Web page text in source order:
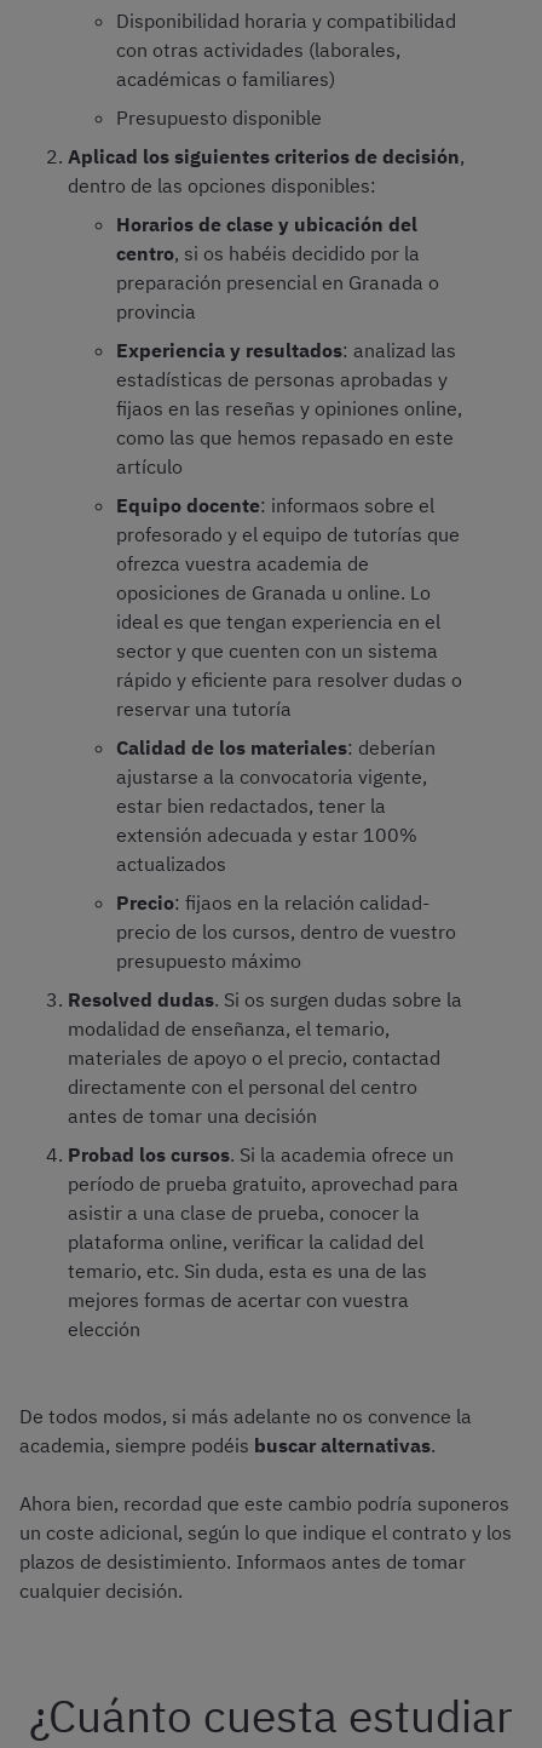
Disponibilidad horaria y compatibilidad
con otras actividades (laborales,
académicas o familiares)
Presupuesto disponible
Aplicad los siguientes criterios de decisión,
dentro de las opciones disponibles:
Horarios de clase y ubicación del
centro, si os habéis decidido por la
preparación presencial en Granada o
provincia
Experiencia y resultados: analizad las
estadísticas de personas aprobadas y
fijaos en las reseñas y opiniones online,
como las que hemos repasado en este
artículo
Equipo docente: informaos sobre el
profesorado y el equipo de tutorías que
ofrezca vuestra academia de
oposiciones de Granada u online. Lo
ideal es que tengan experiencia en el
sector y que cuenten con un sistema
rápido y eficiente para resolver dudas o
reservar una tutoría
Calidad de los materiales: deberían
ajustarse a la convocatoria vigente,
estar bien redactados, tener la
extensión adecuada y estar 100%
actualizados
Precio: fijaos en la relación calidad-
precio de los cursos, dentro de vuestro
presupuesto máximo
Resolved dudas. Si os surgen dudas sobre la
modalidad de enseñanza, el temario,
materiales de apoyo o el precio, contactad
directamente con el personal del centro
antes de tomar una decisión
Probad los cursos. Si la academia ofrece un
período de prueba gratuito, aprovechad para
asistir a una clase de prueba, conocer la
plataforma online, verificar la calidad del
temario, etc. Sin duda, esta es una de las
mejores formas de acertar con vuestra
elección
De todos modos, si más adelante no os convence la
academia, siempre podéis buscar alternativas.
Ahora bien, recordad que este cambio podría suponeros
un coste adicional, según lo que indique el contrato y los
plazos de desistimiento. Informaos antes de tomar
cualquier decisión.
¿Cuánto cuesta estudiar